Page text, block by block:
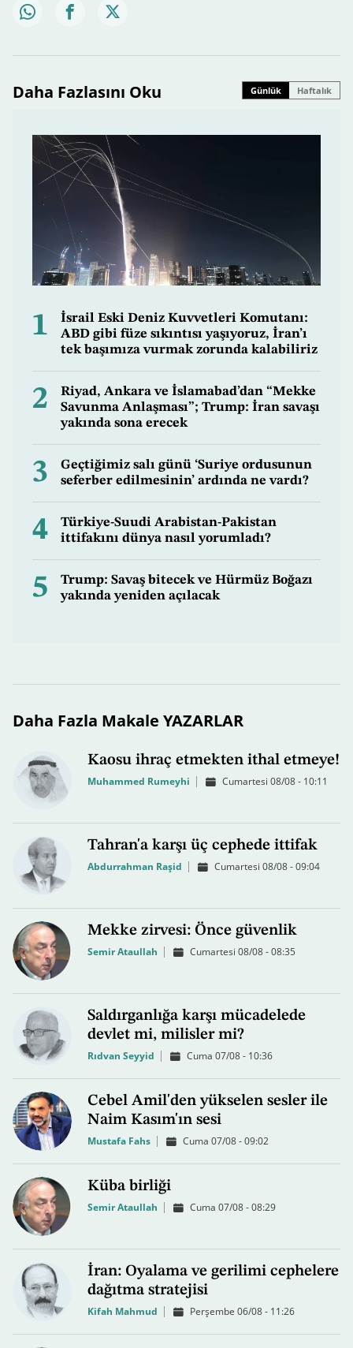
Daha Fazlasını Oku Günlük Haftalık
1
İsrail Eski Deniz Kuvvetleri Komutanı:
ABD gibi füze sıkıntısı yaşıyoruz, İran’ı
tek başımıza vurmak zorunda kalabiliriz
2
Riyad, Ankara ve İslamabad’dan “Mekke
Savunma Anlaşması”; Trump: İran savaşı
yakında sona erecek
3
Geçtiğimiz salı günü ‘Suriye ordusunun
seferber edilmesinin’ ardında ne vardı?
4
Türkiye-Suudi Arabistan-Pakistan
ittifakını dünya nasıl yorumladı?
5
Trump: Savaş bitecek ve Hürmüz Boğazı
yakında yeniden açılacak
Daha Fazla Makale YAZARLAR
Kaosu ihraç etmekten ithal etmeye!
Muhammed Rumeyhi Cumartesi 08/08 - 10:11
Tahran'a karşı üç cephede ittifak
Abdurrahman Raşid Cumartesi 08/08 - 09:04
Mekke zirvesi: Önce güvenlik
Semir Ataullah Cumartesi 08/08 - 08:35
Saldırganlığa karşı mücadelede
devlet mi, milisler mi?
Rıdvan Seyyid Cuma 07/08 - 10:36
Cebel Amil'den yükselen sesler ile
Naim Kasım'ın sesi
Mustafa Fahs Cuma 07/08 - 09:02
Küba birliği
Semir Ataullah Cuma 07/08 - 08:29
İran: Oyalama ve gerilimi cephelere
dağıtma stratejisi
Kifah Mahmud Perşembe 06/08 - 11:26